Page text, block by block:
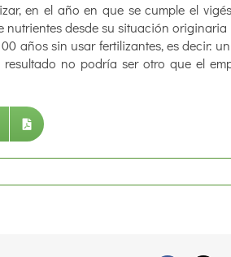
en el año en que se cumple el
desde su situación
años sin usar fertilizantes, es decir:
no podría ser otro que el